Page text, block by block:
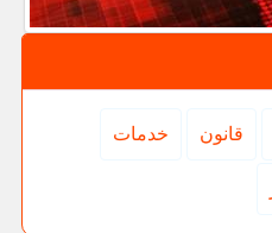
قانون خدمات